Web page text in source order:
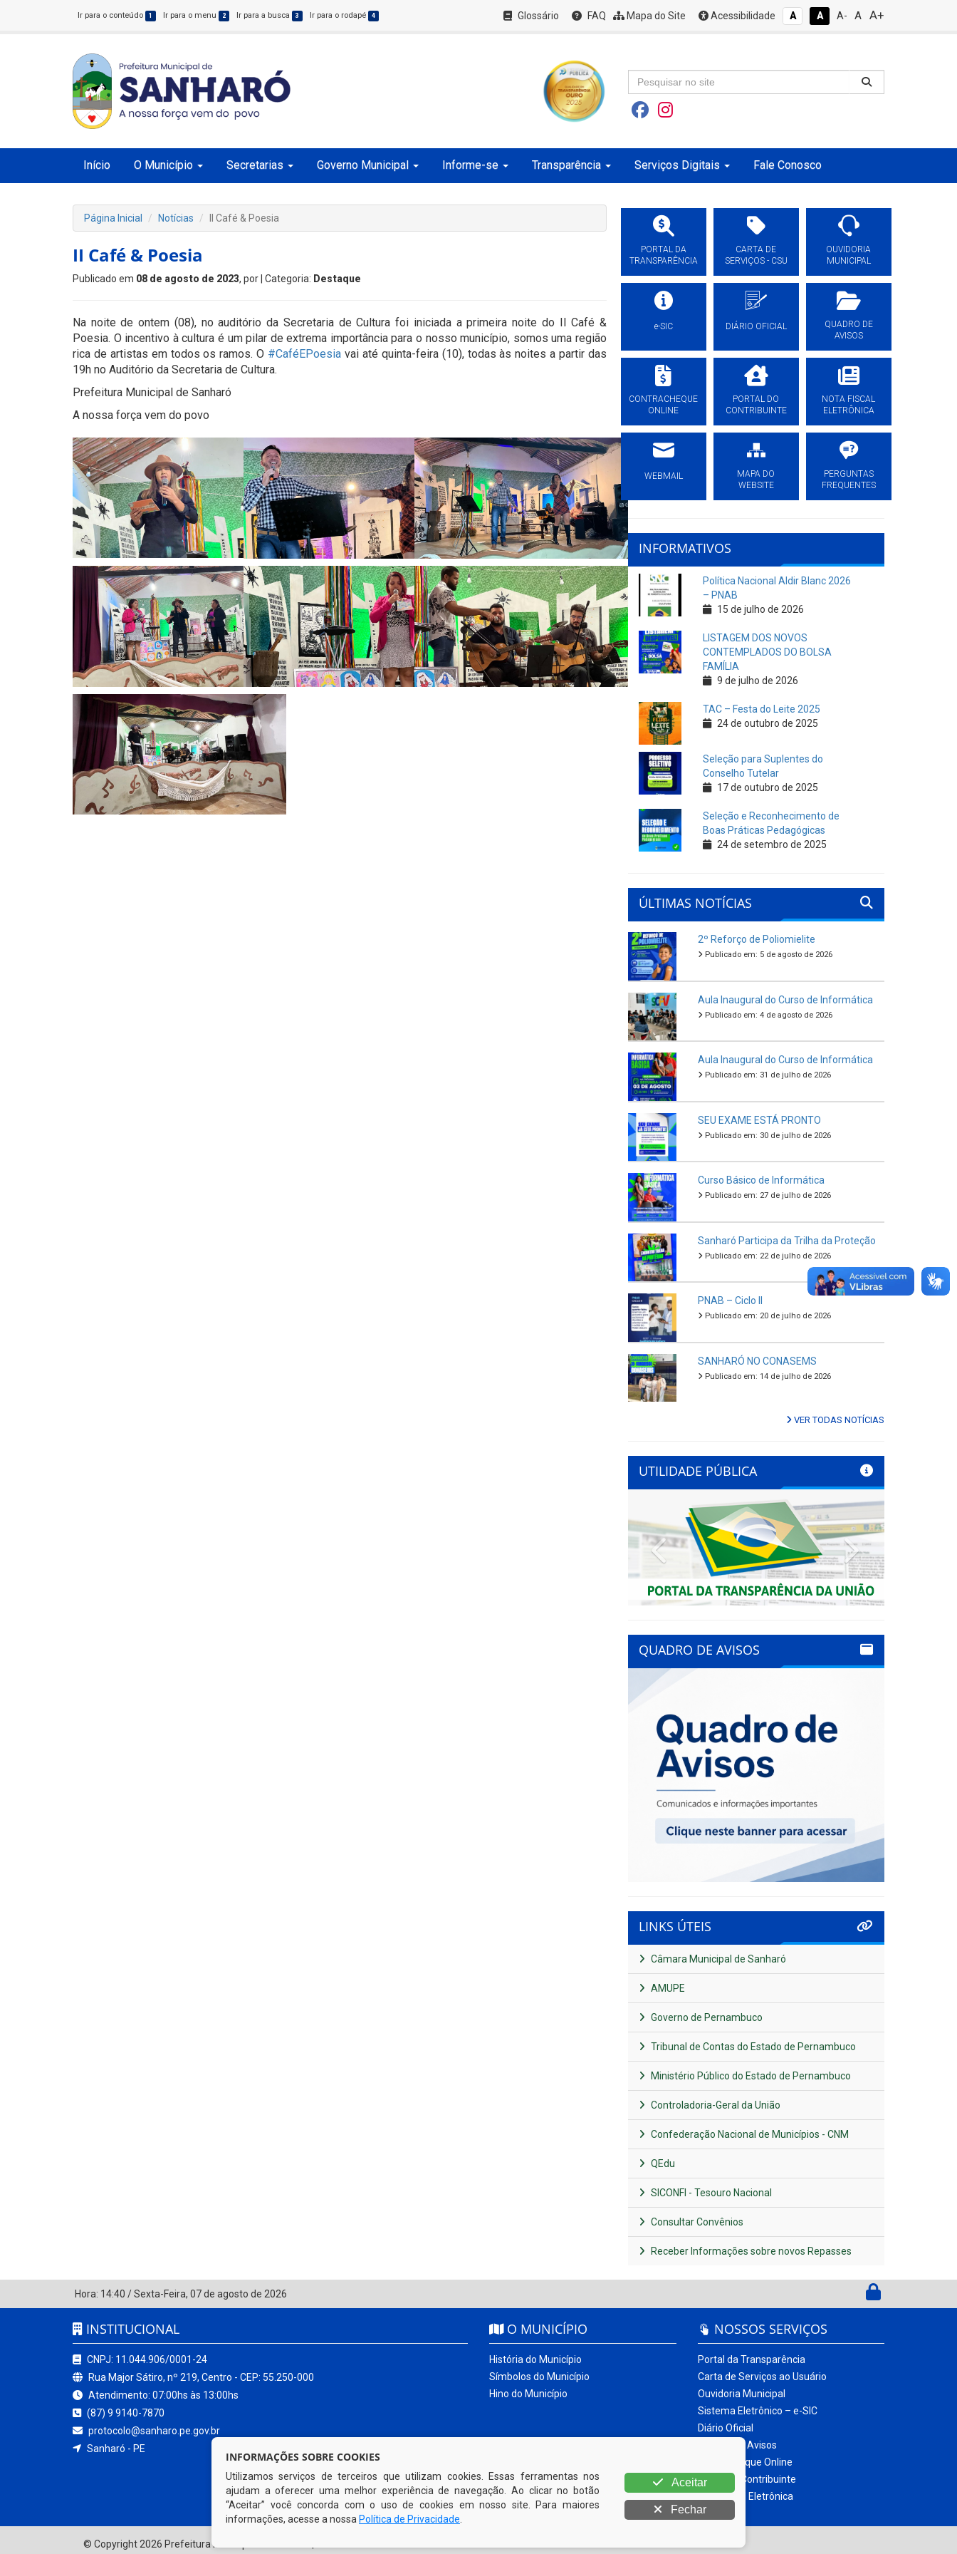
Ir para o conteúdo 1 Ir para o menu 2 Ir para a busca 3 Ir para o rodapé 4 Glossário FAQ Mapa do Site Acessibilidade A A A- A A+
Início O Município Secretarias Governo Municipal Informe-se Transparência Serviços Digitais Fale Conosco
Página Inicial Notícias II Café & Poesia
II Café & Poesia
Publicado em 08 de agosto de 2023, por | Categoria: Destaque
Na noite de ontem (08), no auditório da Secretaria de Cultura foi iniciada a primeira noite do II Café &
Poesia. O incentivo à cultura é um pilar de extrema importância para o nosso município, somos uma região
rica de artistas em todos os ramos. O #CaféEPoesia vai até quinta-feira (10), todas às noites a partir das
19h no Auditório da Secretaria de Cultura.
Prefeitura Municipal de Sanharó
A nossa força vem do povo
PORTAL DA
TRANSPARÊNCIA
CARTA DE
SERVIÇOS - CSU
OUVIDORIA
MUNICIPAL
e-SIC DIÁRIO OFICIAL
QUADRO DE
AVISOS
CONTRACHEQUE
ONLINE
PORTAL DO
CONTRIBUINTE
NOTA FISCAL
ELETRÔNICA
WEBMAIL
MAPA DO
WEBSITE
PERGUNTAS
FREQUENTES
INFORMATIVOS
Política Nacional Aldir Blanc 2026
– PNAB
15 de julho de 2026
LISTAGEM DOS NOVOS
CONTEMPLADOS DO BOLSA
FAMÍLIA
9 de julho de 2026
TAC – Festa do Leite 2025
24 de outubro de 2025
Seleção para Suplentes do
Conselho Tutelar
17 de outubro de 2025
Seleção e Reconhecimento de
Boas Práticas Pedagógicas
24 de setembro de 2025
ÚLTIMAS NOTÍCIAS
2º Reforço de Poliomielite
Publicado em: 5 de agosto de 2026
Aula Inaugural do Curso de Informática
Publicado em: 4 de agosto de 2026
Aula Inaugural do Curso de Informática
Publicado em: 31 de julho de 2026
SEU EXAME ESTÁ PRONTO
Publicado em: 30 de julho de 2026
Curso Básico de Informática
Publicado em: 27 de julho de 2026
Sanharó Participa da Trilha da Proteção
Publicado em: 22 de julho de 2026
PNAB – Ciclo II
Publicado em: 20 de julho de 2026
SANHARÓ NO CONASEMS
Publicado em: 14 de julho de 2026
VER TODAS NOTÍCIAS
UTILIDADE PÚBLICA
Previous Next
QUADRO DE AVISOS
LINKS ÚTEIS
Câmara Municipal de Sanharó
AMUPE
Governo de Pernambuco
Tribunal de Contas do Estado de Pernambuco
Ministério Público do Estado de Pernambuco
Controladoria-Geral da União
Confederação Nacional de Municípios - CNM
QEdu
SICONFI - Tesouro Nacional
Consultar Convênios
Receber Informações sobre novos Repasses
Hora: 14:40 /Sexta-Feira, 07 de agosto de 2026
INSTITUCIONAL
CNPJ: 11.044.906/0001-24
Rua Major Sátiro, nº 219, Centro - CEP: 55.250-000
Atendimento: 07:00hs às 13:00hs
(87) 9 9140-7870
protocolo@sanharo.pe.gov.br
Sanharó - PE
O MUNICÍPIO
História do Município
Símbolos do Município
Hino do Município
NOSSOS SERVIÇOS
Portal da Transparência
Carta de Serviços ao Usuário
Ouvidoria Municipal
Sistema Eletrônico – e-SIC
Diário Oficial
Quadro de Avisos
Contracheque Online
Portal do Contribuinte
Nota Fiscal Eletrônica
© Copyright 2026 Prefeitura Municipal de Sanharó | Todos os direitos reservados
INFORMAÇÕES SOBRE COOKIES
Utilizamos serviços de terceiros que utilizam cookies. Essas ferramentas nos
ajudam a oferecer uma melhor experiência de navegação. Ao clicar no botão
“Aceitar” você concorda com o uso de cookies em nosso site. Para maiores
informações, acesse a nossa Política de Privacidade
Aceitar
Fechar